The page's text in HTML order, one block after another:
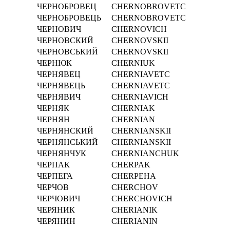
ЧЕРНОБРОВЕЦ
CHERNOBROVETC
ЧЕРНОБРОВЕЦЬ
CHERNOBROVETC
ЧЕРНОВИЧ
CHERNOVICH
ЧЕРНОВСКИЙ
CHERNOVSKII
ЧЕРНОВСЬКИЙ
CHERNOVSKII
ЧЕРНЮК
CHERNIUK
ЧЕРНЯВЕЦ
CHERNIAVETC
ЧЕРНЯВЕЦЬ
CHERNIAVETC
ЧЕРНЯВИЧ
CHERNIAVICH
ЧЕРНЯК
CHERNIAK
ЧЕРНЯН
CHERNIAN
ЧЕРНЯНСКИЙ
CHERNIANSKII
ЧЕРНЯНСЬКИЙ
CHERNIANSKII
ЧЕРНЯНЧУК
CHERNIANCHUK
ЧЕРПАК
CHERPAK
ЧЕРПЕГА
CHERPEHA
ЧЕРЧОВ
CHERCHOV
ЧЕРЧОВИЧ
CHERCHOVICH
ЧЕРЯНИК
CHERIANIK
ЧЕРЯНИН
CHERIANIN